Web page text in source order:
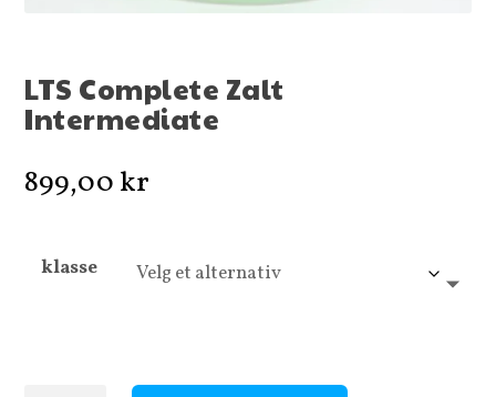
LTS Complete Zalt
Intermediate
899,00kr
klasse